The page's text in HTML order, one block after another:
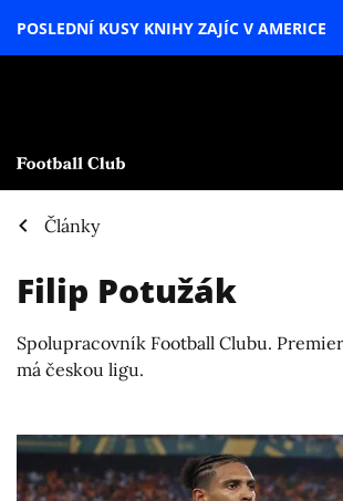
POSLEDNÍ KUSY KNIHY ZAJÍC V AMERICE
Články
Filip Potužák
Spolupracovník Football Clubu.
má českou ligu.